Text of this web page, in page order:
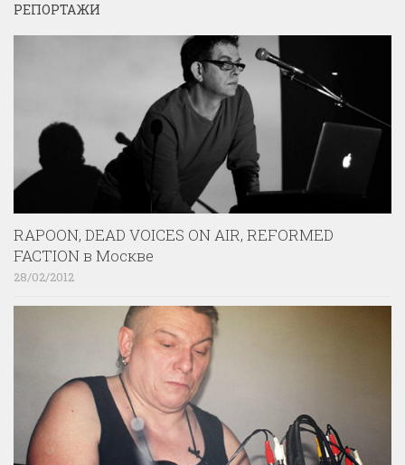
РЕПОРТАЖИ
RAPOON, DEAD VOICES ON AIR, REFORMED
FACTION в Москве
28/02/2012